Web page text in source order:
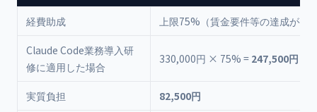
経費助成 上限75%（賃金要件等の達成が条
Claude Code業務導入研
修に適用した場合
330,000円 × 75% = 247,500円
実質負担 82,500円